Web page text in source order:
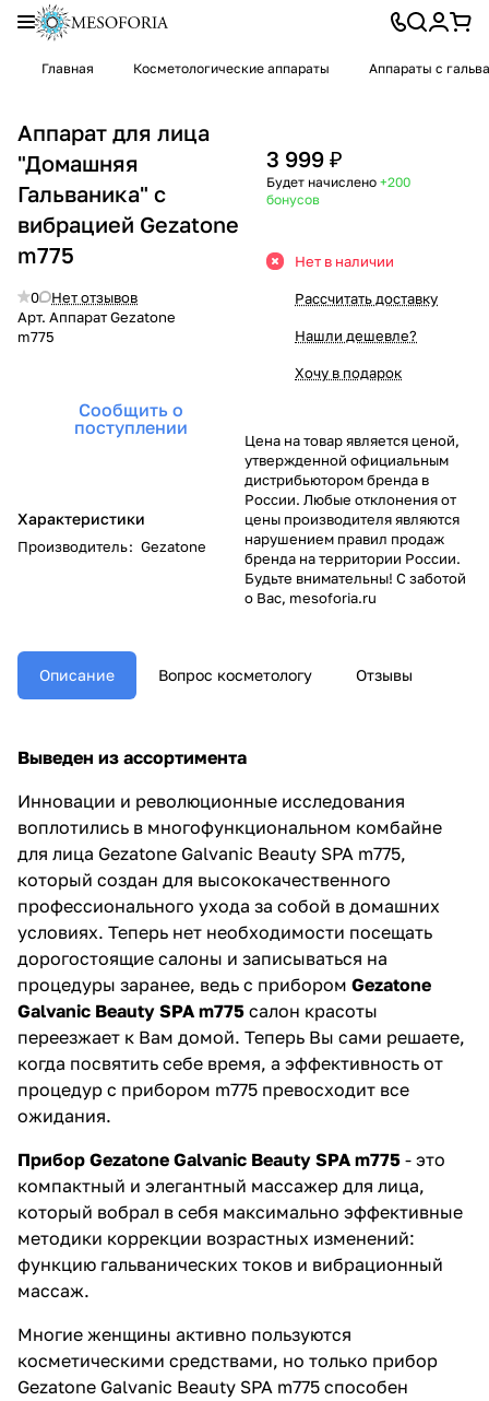
Главная Косметологические аппараты Аппараты с
Аппарат для лица
"Домашняя
Гальваника" с
вибрацией Gezatone
m775
0
Нет отзывов
Арт. Аппарат Gezatone
m775
Сообщить о
поступлении
Характеристики
Производитель: Gezatone
3 999 ₽
Будет начислено +200
бонусов
Нет в наличии
Рассчитать доставку
Нашли дешевле?
Хочу в подарок
Цена на товар является ценой,
утвержденной официальным
дистрибьютором бренда в
России. Любые отклонения от
цены производителя являются
нарушением правил продаж
бренда на территории России.
Будьте внимательны! С заботой
о Вас, mesoforia.ru
Описание Вопрос косметологу Отзывы
Выведен из ассортимента
Инновации и революционные исследования
воплотились в многофункциональном комбайне
для лица Gezatone Galvanic Beauty SPA m775,
который создан для высококачественного
профессионального ухода за собой в домашних
условиях. Теперь нет необходимости посещать
дорогостоящие салоны и записываться на
процедуры заранее, ведь с прибором Gezatone
Galvanic Beauty SPA m775 салон красоты
переезжает к Вам домой. Теперь Вы сами решаете,
когда посвятить себе время, а эффективность от
процедур с прибором m775 превосходит все
ожидания.
Прибор Gezatone Galvanic Beauty SPA m775 - это
компактный и элегантный массажер для лица,
который вобрал в себя максимально эффективные
методики коррекции возрастных изменений:
функцию гальванических токов и вибрационный
массаж.
Многие женщины активно пользуются
косметическими средствами, но только прибор
Gezatone Galvanic Beauty SPA m775 способен